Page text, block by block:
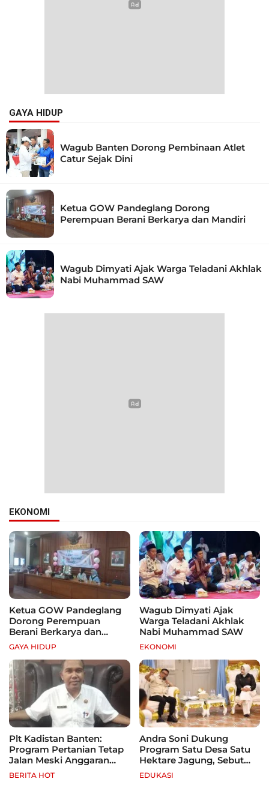
GAYA HIDUP
Wagub Banten Dorong Pembinaan Atlet
Catur Sejak Dini
Ketua GOW Pandeglang Dorong
Perempuan Berani Berkarya dan Mandiri
Wagub Dimyati Ajak Warga Teladani Akhlak
Nabi Muhammad SAW
EKONOMI
Ketua GOW Pandeglang
Dorong Perempuan
Berani Berkarya dan
Mandiri
GAYA HIDUP
Wagub Dimyati Ajak
Warga Teladani Akhlak
Nabi Muhammad SAW
EKONOMI
Plt Kadistan Banten:
Program Pertanian Tetap
Jalan Meski Anggaran
Terbatas, Fokus Jagung
hingga Tebu
BERITA HOT
Andra Soni Dukung
Program Satu Desa Satu
Hektare Jagung, Sebut
Banten Punya Peluang
Jadi Sentra Produksi
EDUKASI